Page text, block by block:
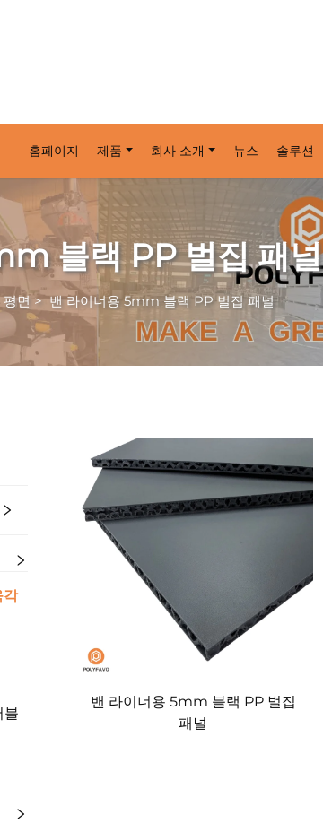
홈페이지 제품 회사 소개 뉴스 솔루션
블랙 PP 벌집 패널
평면 >밴 라이너용 5mm 블랙 PP 벌집 패널
각
블
밴 라이너용 5mm 블랙 PP 벌집
패널